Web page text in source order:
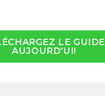
LE GUIDE
AUJOURD'UI!